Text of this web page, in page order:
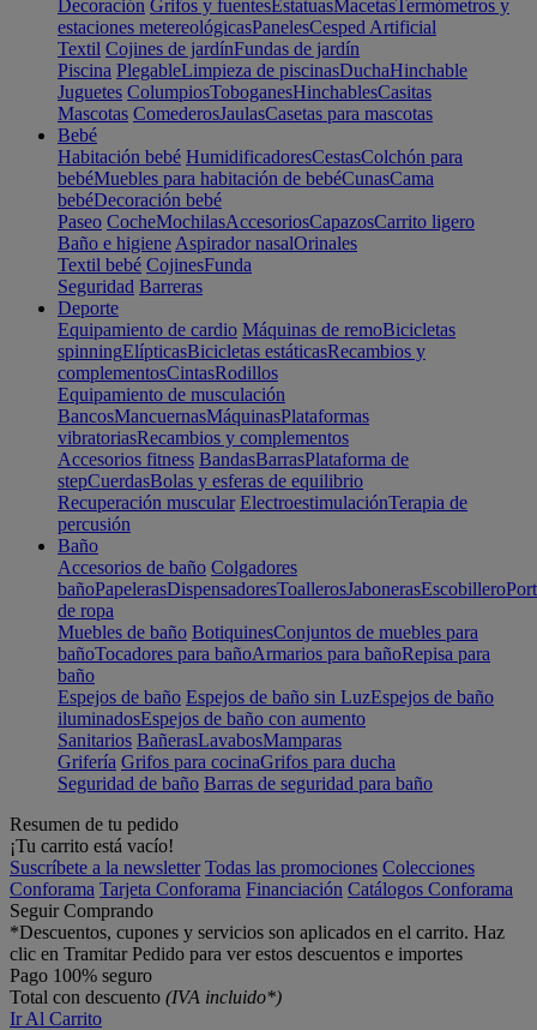
Decoración Grifos y fuentesEstatuasMacetasTermómetros y
estaciones metereológicasPanelesCesped Artificial
Textil Cojines de jardínFundas de jardín
Piscina PlegableLimpieza de piscinasDuchaHinchable
Juguetes ColumpiosToboganesHinchablesCasitas
Mascotas ComederosJaulasCasetas para mascotas
Bebé
Habitación bebé HumidificadoresCestasColchón para
bebéMuebles para habitación de bebéCunasCama
bebéDecoración bebé
Paseo CocheMochilasAccesoriosCapazosCarrito ligero
Baño e higiene Aspirador nasalOrinales
Textil bebé CojinesFunda
Seguridad Barreras
Deporte
Equipamiento de cardio Máquinas de remoBicicletas
spinningElípticasBicicletas estáticasRecambios y
complementosCintasRodillos
Equipamiento de musculación
BancosMancuernasMáquinasPlataformas
vibratoriasRecambios y complementos
Accesorios fitness BandasBarrasPlataforma de
stepCuerdasBolas y esferas de equilibrio
Recuperación muscular ElectroestimulaciónTerapia de
percusión
Baño
Accesorios de baño Colgadores
bañoPapelerasDispensadoresToallerosJabonerasEscobillero
de ropa
Muebles de baño BotiquinesConjuntos de muebles para
bañoTocadores para bañoArmarios para bañoRepisa para
baño
Espejos de baño Espejos de baño sin LuzEspejos de baño
iluminadosEspejos de baño con aumento
Sanitarios BañerasLavabosMamparas
Grifería Grifos para cocinaGrifos para ducha
Seguridad de baño Barras de seguridad para baño
Resumen de tu pedido
¡Tu carrito está vacío!
Suscríbete a la newsletter Todas las promociones Colecciones
Conforama Tarjeta Conforama Financiación Catálogos Conforama
Seguir Comprando
*Descuentos, cupones y servicios son aplicados en el carrito. Haz
clic en Tramitar Pedido para ver estos descuentos e importes
Pago 100% seguro
Total con descuento (IVA incluido*)
Ir Al Carrito